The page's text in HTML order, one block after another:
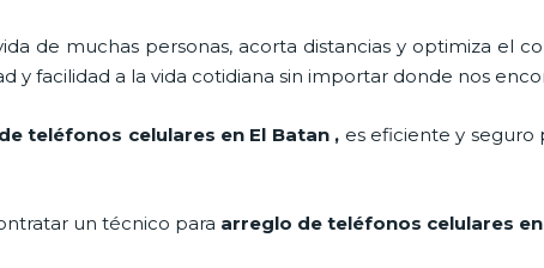
de muchas personas, acorta distancias y optimiza el
y facilidad a la vida cotidiana sin importar donde nos
teléfonos celulares en El Batan , es eficiente y seguro
un técnico para arreglo de teléfonos celulares